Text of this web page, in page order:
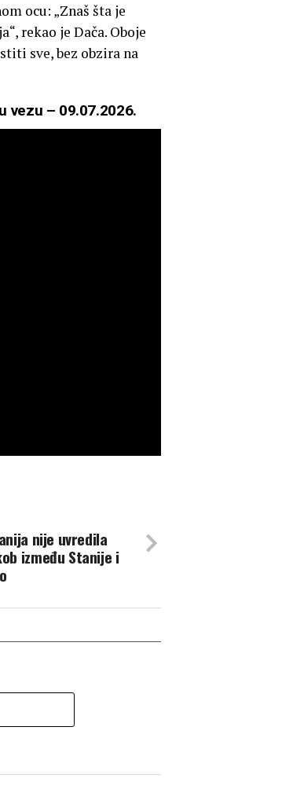
ocu: „Znaš šta je
rekao je Dača. Oboje
sve, bez obzira na
vezu – 09.07.2026.
nije uvredila
između Stanije i